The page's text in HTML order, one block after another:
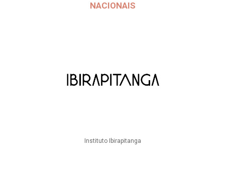
NACIONAIS
Instituto Ibirapitanga